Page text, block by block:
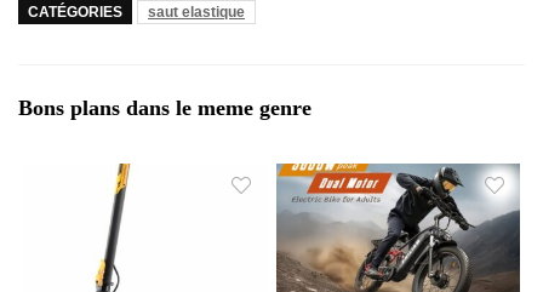
CATÉGORIES saut elastique
Bons plans dans le meme genre